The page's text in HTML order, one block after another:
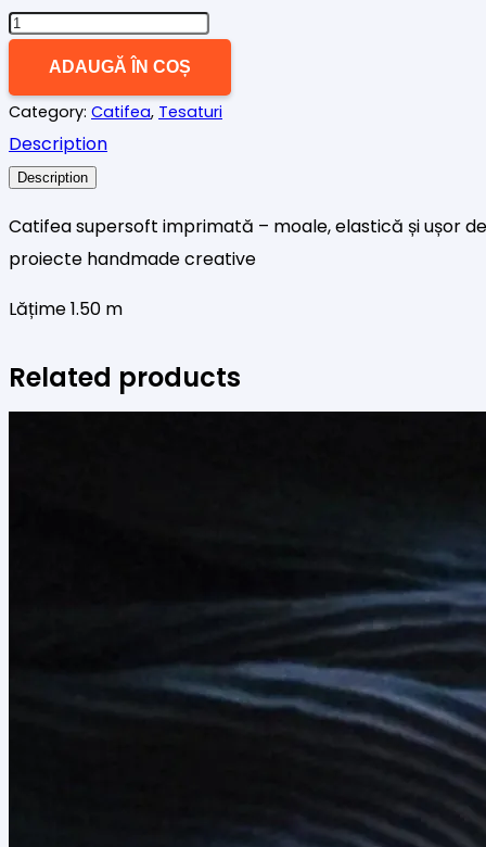
Cantitate
CATIFEA
SOFT
CRUELLA
ADAUGĂ ÎN COȘ
Category: Catifea, Tesaturi
Description
Description
Catifea supersoft imprimată – moale, elastică și ușor
proiecte handmade creative
Lățime 1.50 m
Related products